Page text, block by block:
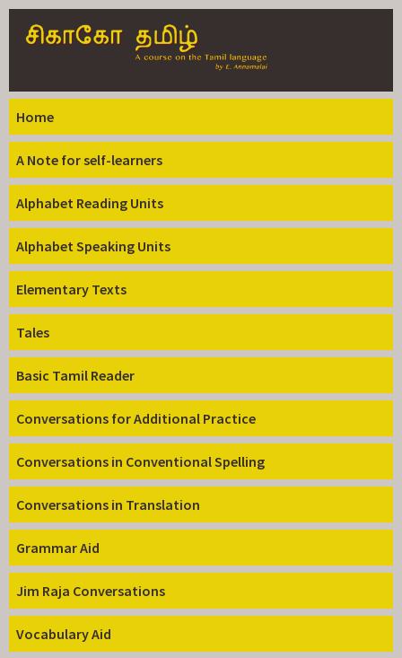
Skip to
main
content
Home
A Note for self-learners
Alphabet Reading Units
Alphabet Speaking Units
Elementary Texts
Tales
Basic Tamil Reader
Conversations for Additional Practice
Conversations in Conventional Spelling
Conversations in Translation
Grammar Aid
Jim Raja Conversations
Vocabulary Aid